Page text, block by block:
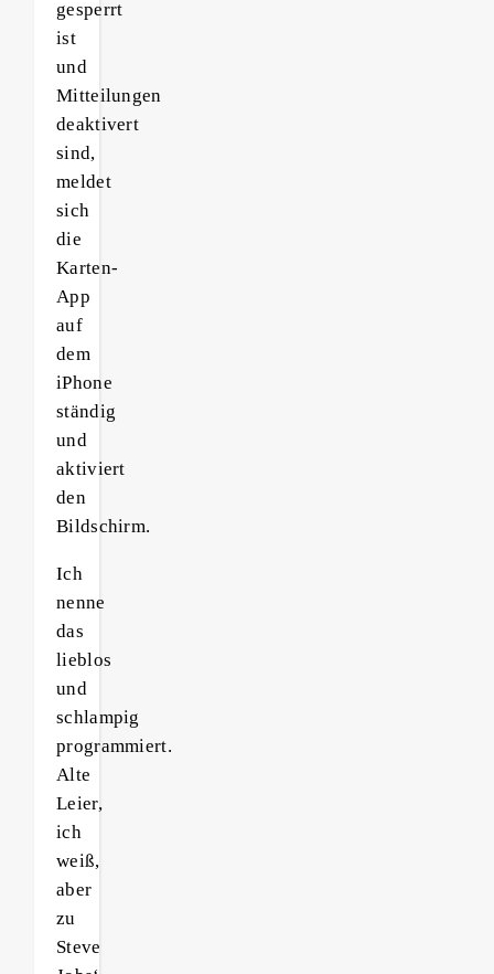
gesperrt
ist
und
Mitteilungen
deaktivert
sind,
meldet
sich
die
Karten-
App
auf
dem
iPhone
ständig
und
aktiviert
den
Bildschirm.
Ich
nenne
das
lieblos
und
schlampig
programmiert.
Alte
Leier,
ich
weiß,
aber
zu
Steve